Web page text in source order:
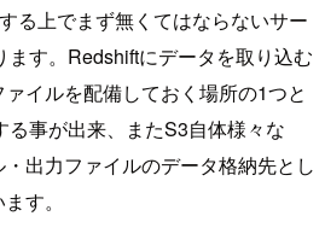
る上でまず無くてはならないサー
ます。Redshiftにデータを取り込む
イルを配備しておく場所の1つと
る事が出来、またS3自体様々な
出力ファイルのデータ格納先とし
す。